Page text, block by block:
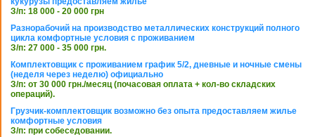
З/п: 18 000 - 20 000 грн
Разнорабочий на производство металлических конструкций полного
цикла комфортные условия с проживанием
З/п: 27 000 - 35 000 грн.
Комплектовщик с проживанием график 5/2, дневные и ночные смены
(неделя через неделю) официально
З/п: от 30 000 грн./месяц (почасовая оплата + кол-во складских
операций).
Грузчик-комплектовщик возможно без опыта предоставляем жилье
комфортные условия
З/п: при собеседовании.